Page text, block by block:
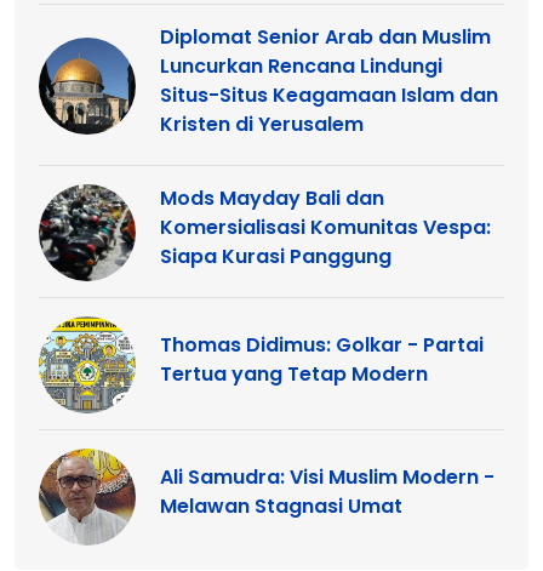
Diplomat Senior Arab dan Muslim
Luncurkan Rencana Lindungi
Situs-Situs Keagamaan Islam dan
Kristen di Yerusalem
Mods Mayday Bali dan
Komersialisasi Komunitas Vespa:
Siapa Kurasi Panggung
Thomas Didimus: Golkar - Partai
Tertua yang Tetap Modern
Ali Samudra: Visi Muslim Modern -
Melawan Stagnasi Umat